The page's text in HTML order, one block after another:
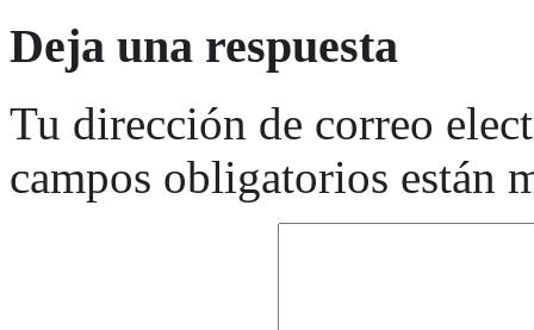
Deja una respuesta
Tu dirección de correo
campos obligatorios están